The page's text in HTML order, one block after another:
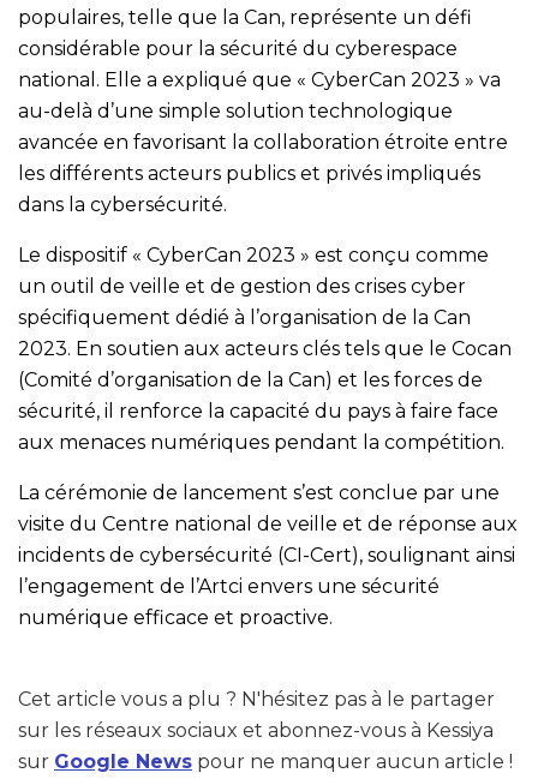
populaires, telle que la Can, représente un défi
considérable pour la sécurité du cyberespace
national. Elle a expliqué que « CyberCan 2023 » va
au-delà d’une simple solution technologique
avancée en favorisant la collaboration étroite entre
les différents acteurs publics et privés impliqués
dans la cybersécurité.
Le dispositif « CyberCan 2023 » est conçu comme
un outil de veille et de gestion des crises cyber
spécifiquement dédié à l’organisation de la Can
2023. En soutien aux acteurs clés tels que le Cocan
(Comité d’organisation de la Can) et les forces de
sécurité, il renforce la capacité du pays à faire face
aux menaces numériques pendant la compétition.
La cérémonie de lancement s’est conclue par une
visite du Centre national de veille et de réponse aux
incidents de cybersécurité (CI-Cert), soulignant ainsi
l’engagement de l’Artci envers une sécurité
numérique efficace et proactive.
Cet article vous a plu ? N'hésitez pas à le partager
sur les réseaux sociaux et abonnez-vous à Kessiya
sur Google News pour ne manquer aucun article !